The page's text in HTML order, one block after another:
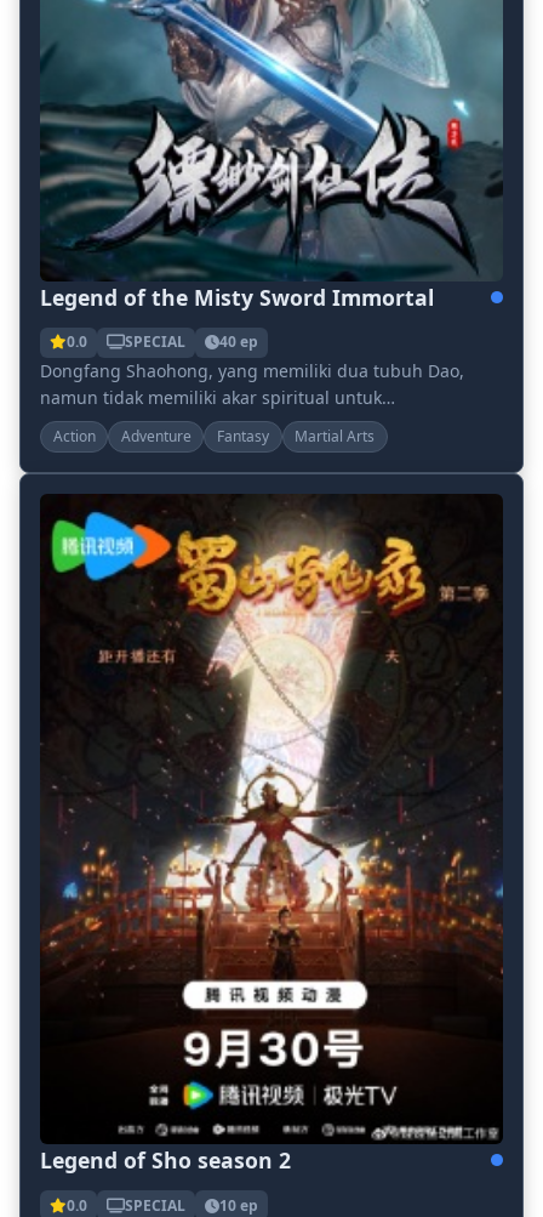
Legend of the Misty Sword Immortal
0.0 SPECIAL 40 ep
Dongfang Shaohong, yang memiliki dua tubuh Dao,
namun tidak memiliki akar spiritual untuk
membangkitkan tubuh rohnya, diejek oleh klannya
sendiri dan...
Action Adventure Fantasy Martial Arts
Legend of Sho season 2
0.0 SPECIAL 10 ep